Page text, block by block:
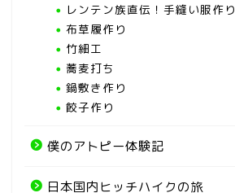
レンテン族直伝！手縫い服作り
布草履作り
竹細工
蕎麦打ち
鍋敷き作り
餃子作り
僕のアトピー体験記
日本国内ヒッチハイクの旅